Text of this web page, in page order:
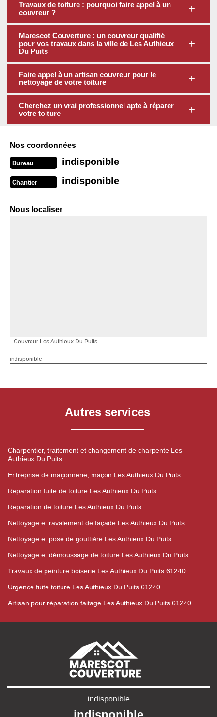
Travaux de toiture : pourquoi faire appel à un
couvreur ?
Marescot Couverture : un couvreur qualifié
pour vos travaux dans la ville de Les Authieux
Du Puits
Faire appel à un artisan couvreur pour le
nettoyage de votre toiture
Cherchez un vrai professionnel apte à réparer
votre toiture
Nos coordonnées
Bureau indisponible
Chantier indisponible
Nous localiser
Couvreur Les Authieux Du Puits
indisponible
Autres services
Charpentier, traitement et changement de charpente Les
Authieux Du Puits
Entreprise de maçonnerie, maçon Les Authieux Du Puits
Réparation fuite de toiture Les Authieux Du Puits
Réparation de toiture Les Authieux Du Puits
Nettoyage et ravalement de façade Les Authieux Du Puits
Nettoyage et pose de gouttière Les Authieux Du Puits
Nettoyage et démoussage de toiture Les Authieux Du Puits
Travaux de peinture boiserie Les Authieux Du Puits 61240
Urgence fuite toiture Les Authieux Du Puits 61240
Artisan pour réparation faitage Les Authieux Du Puits 61240
indisponible